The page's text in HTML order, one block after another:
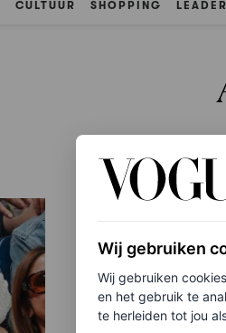
CULTUUR SHOPPING
Wij gebruiken
Wij gebruiken
en het gebruik te
te herleiden tot jou